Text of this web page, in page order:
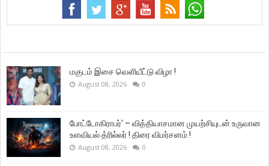
மகுடம் இசை வெளியீட்டு விழா !
August 08, 2026 0
போட்டோகிராபர்' – வித்தியாசமான முயற்சியுடன் உருவான
உளவியல் த்ரில்லர் ! திரை விமர்சனம் !
August 08, 2026 0